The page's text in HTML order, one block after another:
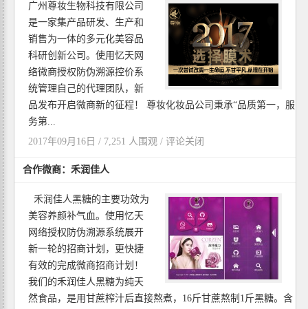
广州尊妆生物科技有限公司
是一家集产品研发、生产和
销售为一体的多元化美容品
科研创新公司。使用忆天网
络微商授权防伪溯源控价系
统管理自己的代理团队，新
品发布开启微商新的征程！ 尊妆化妆品公司秉承“品质第一，服
务第...
2017年09月16日 / 7,251 人围观 / 评论关闭
合作微商：禾润佳人
禾润佳人黑糖的主要功效为
美容养颜补气血。使用忆天
网络授权防伪溯源系统展开
新一轮的招商计划，更快捷
有效的完成微商招商计划！
我们的​‌‌禾润佳人黑糖为纯天
然食品，是用甘蔗榨汁后直接熬煮，16斤甘蔗熬制1斤黑糖。含